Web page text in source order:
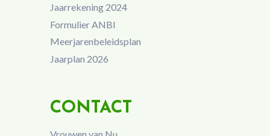
Jaarrekening 2024
Formulier ANBI
Meerjarenbeleidsplan
Jaarplan 2026
CONTACT